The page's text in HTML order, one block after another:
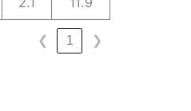
❮ 1 ❯